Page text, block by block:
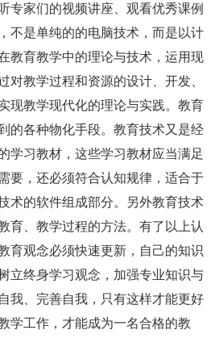
专家们的视频讲座、观看优秀课例
是单纯的的电脑技术，而是以计
教育教学中的理论与技术，运用现
对教学过程和资源的设计、开发、
现教学现代化的理论与实践。教育
的各种物化手段。教育技术又是经
学习教材，这些学习教材应当满足
要，还必须符合认知规律，适合于
术的软件组成部分。另外教育技术
育、教学过程的方法。有了以上认
育观念必须快速更新，自己的知识
立终身学习观念，加强专业知识与
我、完善自我，只有这样才能更好
学工作，才能成为一名合格的教